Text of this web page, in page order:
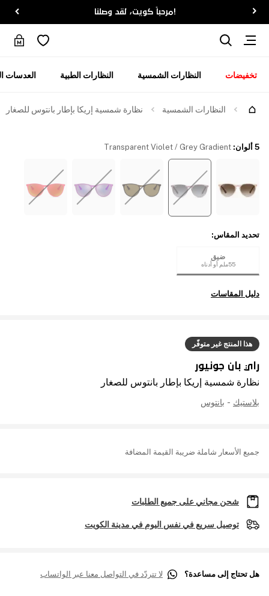
!مرحباً كويت، لقد وصلنا
تخفيضات النظارات الشمسية النظارات الطبية العدسات
النظارات الشمسية نظارة شمسية إريكا بإطار بانتوس للصغار
هذا المنتج غير متوفّر
راي بان جونيور
نظارة شمسية إريكا بإطار بانتوس للصغار
بلاستيك - بانتوس
جميع الأسعار شاملة ضريبة القيمة المضافة
5 ألوان :
Transparent Violet / Grey Gradient
تحديد المقاس:
ضيق
55ملم أو أدناه
دليل المقاسات
شحن مجاني على جميع الطلبات
توصيل سريع في نفس اليوم في مدينة الكويت
هل تحتاج إلى مساعدة؟ لا تتردّد في التواصل معنا عبر الواتساب